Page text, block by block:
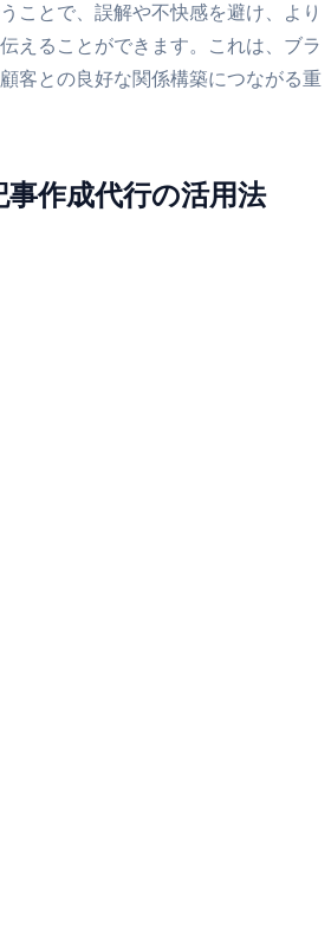
ことで、誤解や不快感を避け、より
えることができます。これは、ブラ
客との良好な関係構築につながる重
事作成代行の活用法